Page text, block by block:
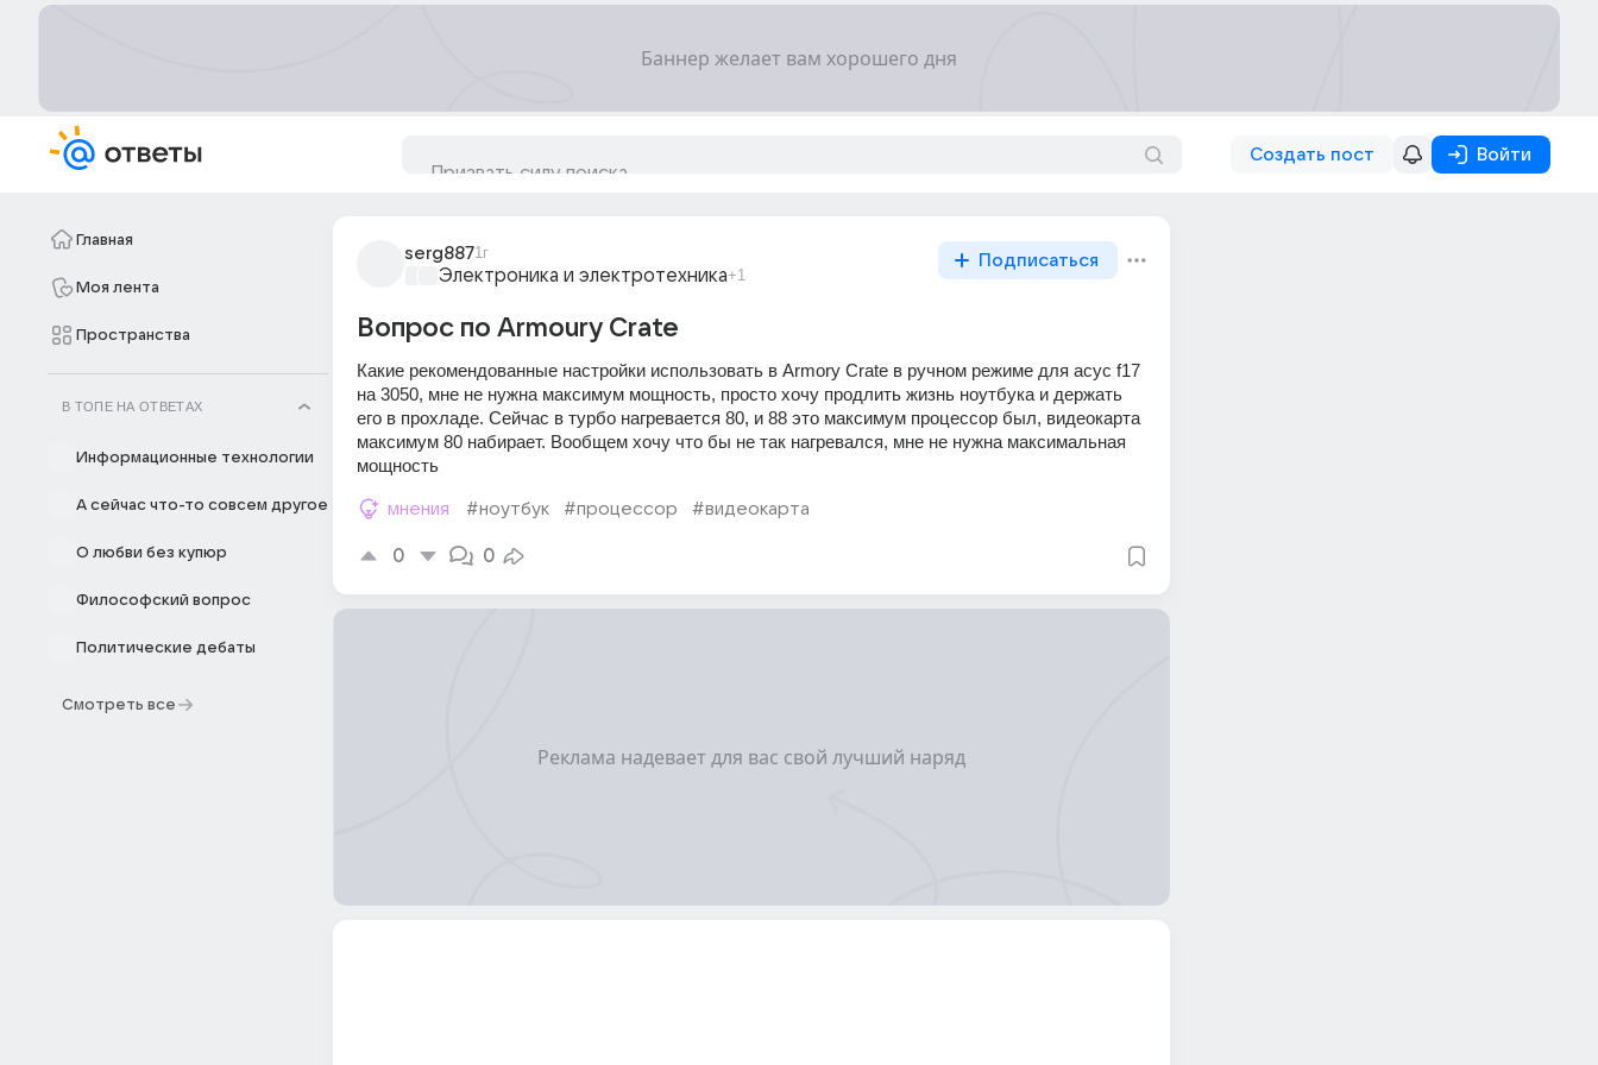
Создать пост Войти
Главная
Моя лента
Пространства
В ТОПЕ НА ОТВЕТАХ
Информационные технологии
А сейчас что-то совсем другое
О любви без купюр
Философский вопрос
Политические дебаты
Смотреть все
serg8871г
Электроника и электротехника+1
Подписаться
Вопрос по Armoury Crate
Какие рекомендованные настройки использовать в Armory Crate в ручном режиме для асус f17
на 3050, мне не нужна максимум мощность, просто хочу продлить жизнь ноутбука и держать
его в прохладе. Сейчас в турбо нагревается 80, и 88 это максимум процессор был, видеокарта
максимум 80 набирает. Вообщем хочу что бы не так нагревался, мне не нужна максимальная
мощность
мнения #ноутбук #процессор #видеокарта
0 0